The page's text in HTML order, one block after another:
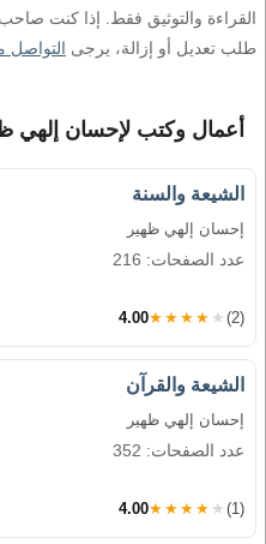
القراءة والتوثيق فقط. إذا كنت
طلب تعديل أو إزالة، يرجى التواصل
أعمال وكتب لإحسان إلهي
الشيعة والسنة
إحسان إلهي ظهير
عدد الصفحات: 216
4.00★★★★★ (2)
الشيعة والقرآن
إحسان إلهي ظهير
عدد الصفحات: 352
4.00★★★★★ (1)